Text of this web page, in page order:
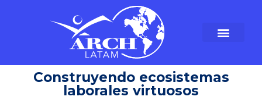
Construyendo ecosistemas
laborales virtuosos